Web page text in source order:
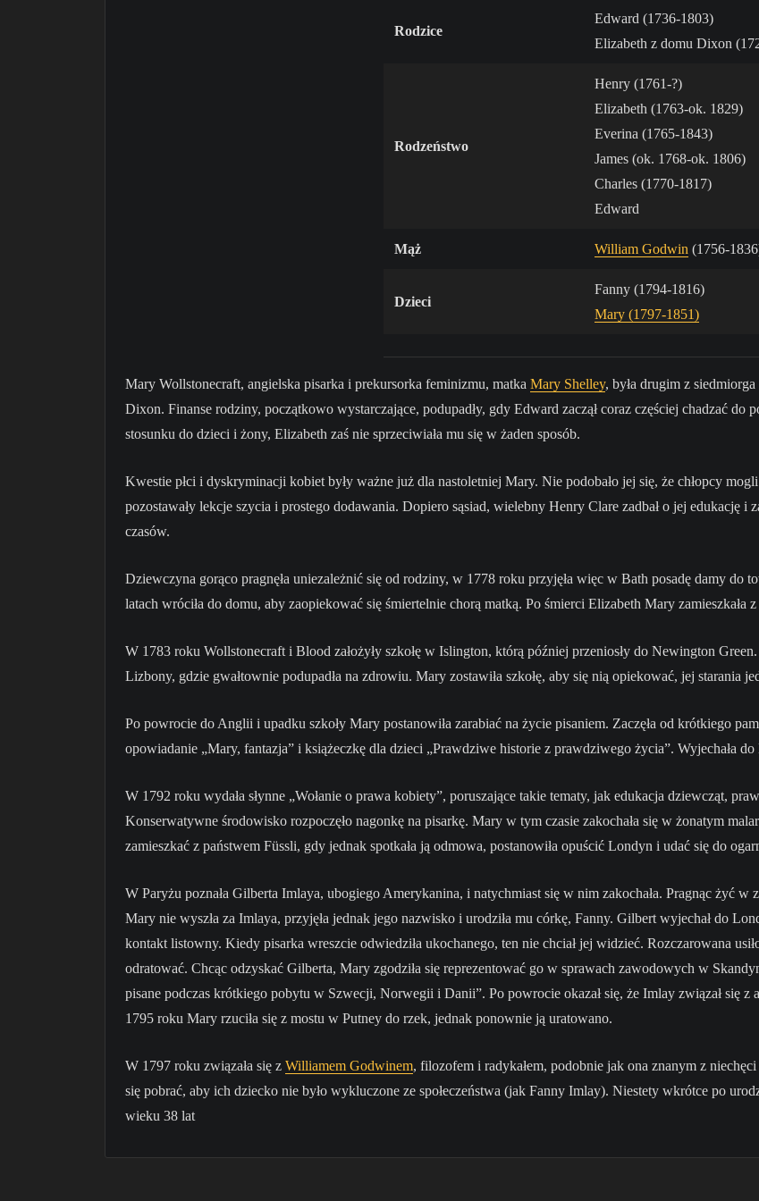
Rodzice
Edward (1736-1803)
Elizabeth z domu Dixon
Rodzeństwo
Henry (1761-?)
Elizabeth (1763-ok. 1829)
Everina (1765-1843)
James (ok. 1768-ok. 1806)
Charles (1770-1817)
Edward
Mąż William Godwin (1756-
Dzieci
Fanny (1794-1816)
Mary (1797-1851)
Mary Wollstonecraft, angielska pisarka i prekursorka feminizmu, matka Mary Shelley, była drugim z
Dixon. Finanse rodziny, początkowo wystarczające, podupadły, gdy Edward zaczął coraz częściej chadzać
stosunku do dzieci i żony, Elizabeth zaś nie sprzeciwiała mu się w żaden sposób.
Kwestie płci i dyskryminacji kobiet były ważne już dla nastoletniej Mary. Nie podobało jej się, że chłopcy
pozostawały lekcje szycia i prostego dodawania. Dopiero sąsiad, wielebny Henry Clare zadbał o jej edukację
czasów.
Dziewczyna gorąco pragnęła uniezależnić się od rodziny, w 1778 roku przyjęła więc w Bath posadę damy do
latach wróciła do domu, aby zaopiekować się śmiertelnie chorą matką. Po śmierci Elizabeth Mary zamieszkała
W 1783 roku Wollstonecraft i Blood założyły szkołę w Islington, którą później przeniosły do Newington
Lizbony, gdzie gwałtownie podupadła na zdrowiu. Mary zostawiła szkołę, aby się nią opiekować, jej starania
Po powrocie do Anglii i upadku szkoły Mary postanowiła zarabiać na życie pisaniem. Zaczęła od krótkiego
opowiadanie „Mary, fantazja” i książeczkę dla dzieci „Prawdziwe historie z prawdziwego życia”. Wyjechała
W 1792 roku wydała słynne „Wołanie o prawa kobiety”, poruszające takie tematy, jak edukacja dziewcząt,
Konserwatywne środowisko rozpoczęło nagonkę na pisarkę. Mary w tym czasie zakochała się w żonatym
zamieszkać z państwem Füssli, gdy jednak spotkała ją odmowa, postanowiła opuścić Londyn i udać się do
W Paryżu poznała Gilberta Imlaya, ubogiego Amerykanina, i natychmiast się w nim zakochała. Pragnąc żyć w
Mary nie wyszła za Imlaya, przyjęła jednak jego nazwisko i urodziła mu córkę, Fanny. Gilbert wyjechał do
kontakt listowny. Kiedy pisarka wreszcie odwiedziła ukochanego, ten nie chciał jej widzieć. Rozczarowana
odratować. Chcąc odzyskać Gilberta, Mary zgodziła się reprezentować go w sprawach zawodowych w
pisane podczas krótkiego pobytu w Szwecji, Norwegii i Danii”. Po powrocie okazał się, że Imlay związał się
1795 roku Mary rzuciła się z mostu w Putney do rzek, jednak ponownie ją uratowano.
W 1797 roku związała się z Williamem Godwinem, filozofem i radykałem, podobnie jak ona znanym z
się pobrać, aby ich dziecko nie było wykluczone ze społeczeństwa (jak Fanny Imlay). Niestety wkrótce po
wieku 38 lat